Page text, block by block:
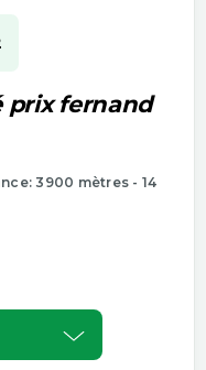
prix fernand
3900 mètres - 14